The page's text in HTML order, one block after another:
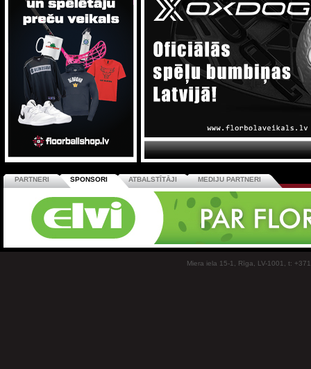
PARTNERI SPONSORI ATBALSTĪTĀJI MEDIJU PARTNERI
Miera iela 15-1, Rīga, LV-1001, t: